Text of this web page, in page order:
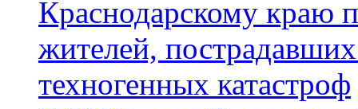
Краснодарскому краю
жителей,
техногенных катастроф